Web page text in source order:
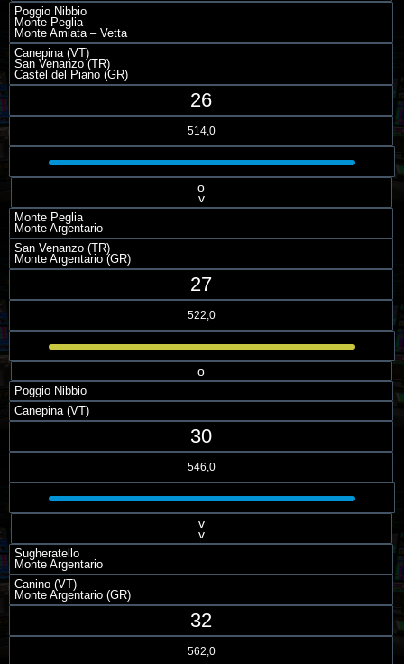
Poggio Nibbio
Monte Peglia
Monte Amiata – Vetta
Canepina (VT)
San Venanzo (TR)
Castel del Piano (GR)
26
514,0
o
v
Monte Peglia
Monte Argentario
San Venanzo (TR)
Monte Argentario (GR)
27
522,0
o
Poggio Nibbio
Canepina (VT)
30
546,0
v
v
Sugheratello
Monte Argentario
Canino (VT)
Monte Argentario (GR)
32
562,0